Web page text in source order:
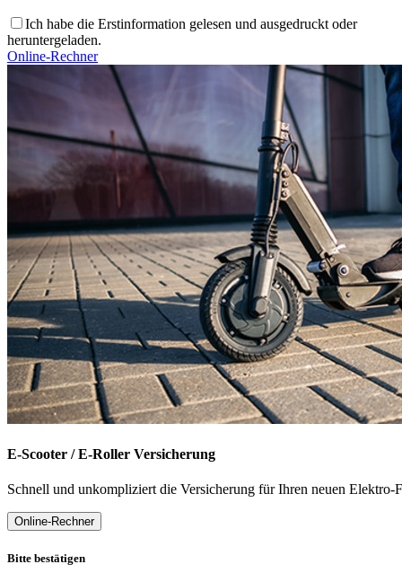
Ich habe die Erstinformation gelesen und ausgedruckt oder
heruntergeladen.
Online-Rechner
E-Scooter / E-Roller Versicherung
Schnell und unkompliziert die Versicherung für Ihren neuen Elektro-
Online-Rechner
Bitte bestätigen